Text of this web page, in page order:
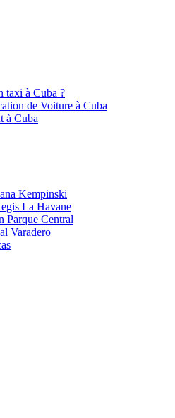
taxi à Cuba ?
de Voiture à Cuba
à Cuba
Kempinski
La Havane
Parque Central
Varadero